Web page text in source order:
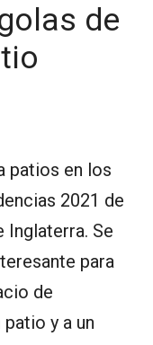
de
patios en los
2021 de
Inglaterra. Se
para
de
y a un